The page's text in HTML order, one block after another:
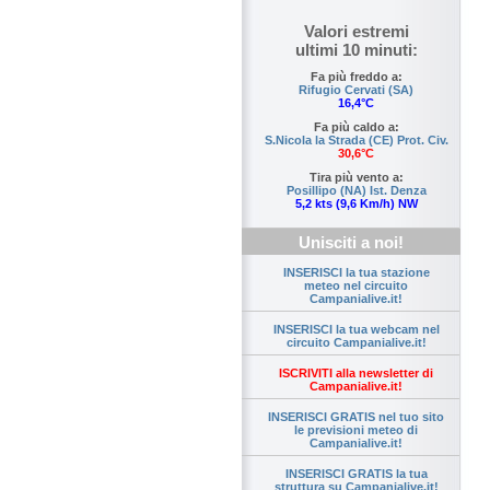
Valori estremi
ultimi 10 minuti:
Fa più freddo a:
Rifugio Cervati (SA)
16,4°C
Fa più caldo a:
S.Nicola la Strada (CE) Prot. Civ.
30,6°C
Tira più vento a:
Posillipo (NA) Ist. Denza
5,2 kts (9,6 Km/h) NW
Unisciti a noi!
INSERISCI la tua stazione
meteo nel circuito
Campanialive.it!
INSERISCI la tua webcam nel
circuito Campanialive.it!
ISCRIVITI alla newsletter di
Campanialive.it!
INSERISCI GRATIS nel tuo sito
le previsioni meteo di
Campanialive.it!
INSERISCI GRATIS la tua
struttura su Campanialive.it!